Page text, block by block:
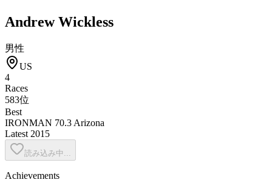
Andrew Wickless
男性
US
4
Races
583位
Best
IRONMAN 70.3 Arizona
Latest 2015
読み込み中...
Achievements